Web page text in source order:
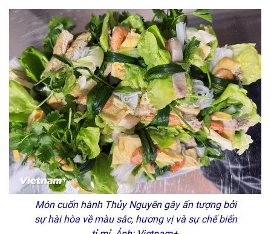
Món cuốn hành Thủy Nguyên gây ấn tượng bởi
sự hài hòa về màu sắc, hương vị và sự chế biến